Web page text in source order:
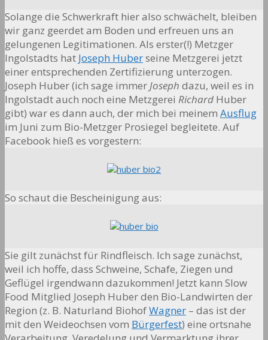
Solange die Schwerkraft hier also schwächelt, bleiben
wir ganz geerdet am Boden und erfreuen uns an
gelungenen Legitimationen. Als erster(!) Metzger
Ingolstadts hat Joseph Huberseine Metzgerei jetzt
einer entsprechenden Zertifizierung unterzogen.
Joseph Huber (ich sage immer Joseph dazu, weil es in
Ingolstadt auch noch eine Metzgerei Richard Huber
gibt) war es dann auch, der mich bei meinem Ausflug
im Juni zum Bio-Metzger Prosiegel begleitete. Auf
Facebook hieß es vorgestern:
So schaut die Bescheinigung aus:
Sie gilt zunächst für Rindfleisch. Ich sage zunächst,
weil ich hoffe, dass Schweine, Schafe, Ziegen und
Geflügel irgendwann dazukommen! Jetzt kann Slow
Food Mitglied Joseph Huber den Bio-Landwirten der
Region (z. B. Naturland BiohofWagner – das ist der
mit den Weideochsen vom Bürgerfest) eine ortsnahe